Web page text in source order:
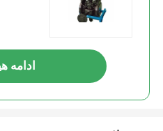
ادامه